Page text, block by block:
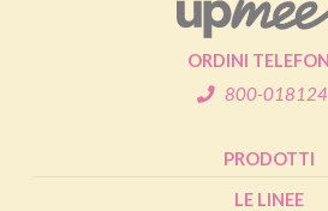
ORDINI
800-018124
PRODOTTI
LE LINEE